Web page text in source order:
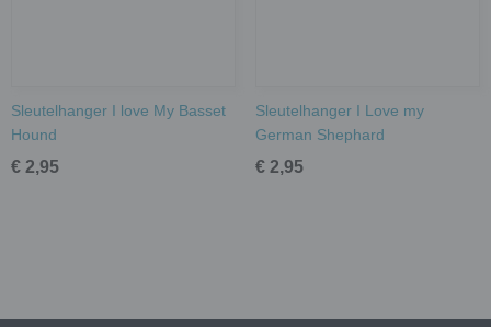
Sleutelhanger I love My Basset
Hound
€ 2,95
Sleutelhanger I Love my
German Shephard
€ 2,95